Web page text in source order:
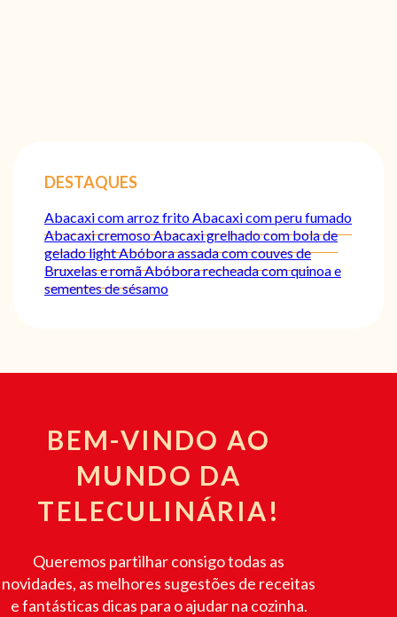
DESTAQUES
Abacaxi com arroz fritoAbacaxi com peru fumado
Abacaxi cremosoAbacaxi grelhado com bola de
gelado lightAbóbora assada com couves de
Bruxelas e romãAbóbora recheada com quinoa e
sementes de sésamo
BEM-VINDO AO
MUNDO DA
TELECULINÁRIA!
Queremos partilhar consigo todas as
novidades, as melhores sugestões de receitas
e fantásticas dicas para o ajudar na cozinha.